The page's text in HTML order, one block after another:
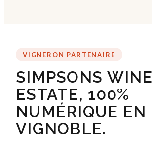
VIGNERON PARTENAIRE
SIMPSONS WINE
ESTATE, 100%
NUMÉRIQUE EN
VIGNOBLE.